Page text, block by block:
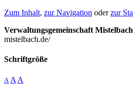
Zum Inhalt, zur Navigation oderzur
Verwaltungsgemeinschaft Mistelbach
mistelbach.de/
Schriftgröße
A A A